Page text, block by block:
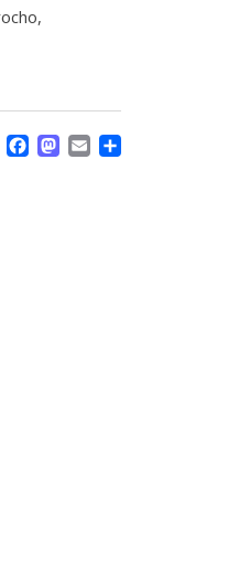
FACEBOOK
MASTODON
EMAIL